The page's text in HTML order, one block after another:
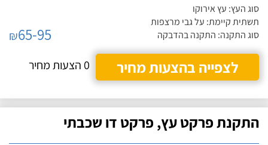
סוג העץ: עץ אירוקו
תשתית קיימת: על גבי מרצפות
סוג התקנה: התקנה בהדבקה
₪65-95
לצפייה בהצעות מחיר
0 הצעות מחיר
התקנת פרקט עץ, פרקט דו שכבתי